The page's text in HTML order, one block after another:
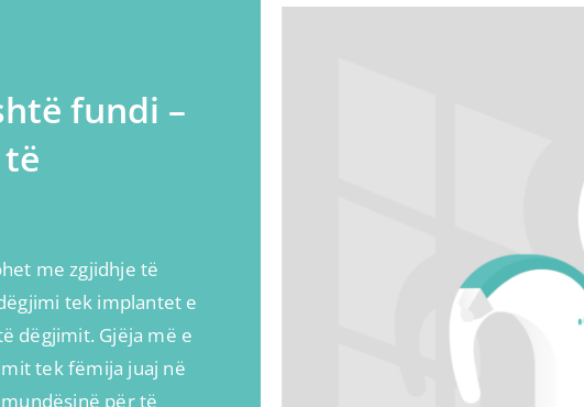
fundi –
me zgjidhje të
tek implantet e
dëgjimit. Gjëja më e
tek fëmija juaj në
për të